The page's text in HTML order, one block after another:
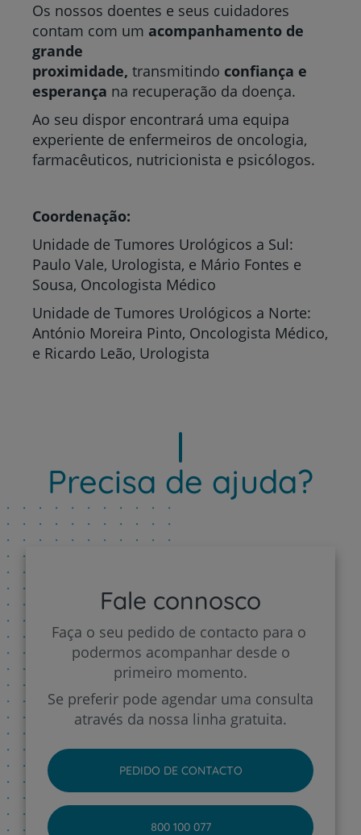
Os nossos doentes e seus cuidadores
contam com um acompanhamento de
grande
proximidade, transmitindo confiança e
esperança na recuperação da doença.
Ao seu dispor encontrará uma equipa
experiente de enfermeiros de oncologia,
farmacêuticos, nutricionista e psicólogos.
Coordenação:
Unidade de Tumores Urológicos a Sul:
Paulo Vale, Urologista, e Mário Fontes e
Sousa, Oncologista Médico
Unidade de Tumores Urológicos a Norte:
António Moreira Pinto, Oncologista Médico,
e Ricardo Leão, Urologista
Precisa de ajuda?
Fale connosco
Faça o seu pedido de contacto para o
podermos acompanhar desde o
primeiro momento.
Se preferir pode agendar uma consulta
através da nossa linha gratuita.
PEDIDO DE CONTACTO
800 100 077